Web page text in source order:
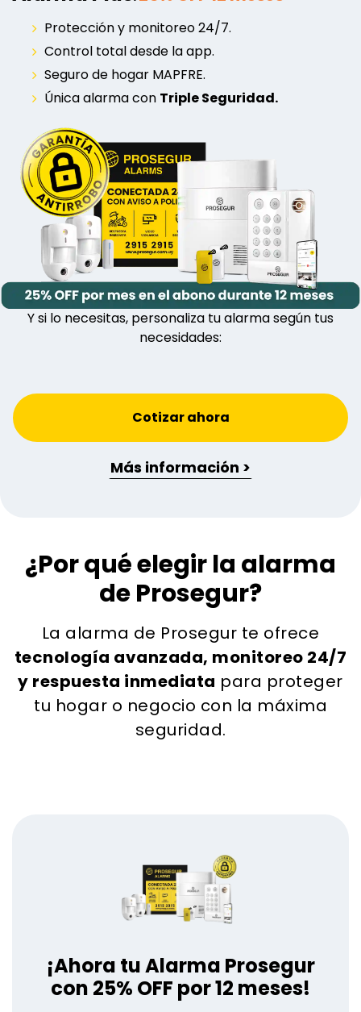
Protección y monitoreo 24/7.
Control total desde la app.
Seguro de hogar MAPFRE.
Única alarma con Triple Seguridad.
Y si lo necesitas, personaliza tu alarma según tus
necesidades:
Cotizar ahora
Más información >
¿Por qué elegir la alarma
de Prosegur?
La alarma de Prosegur te ofrece
tecnología avanzada, monitoreo 24/7
y respuesta inmediata para proteger
tu hogar o negocio con la máxima
seguridad.
¡Ahora tu Alarma Prosegur
con 25% OFF por 12 meses!